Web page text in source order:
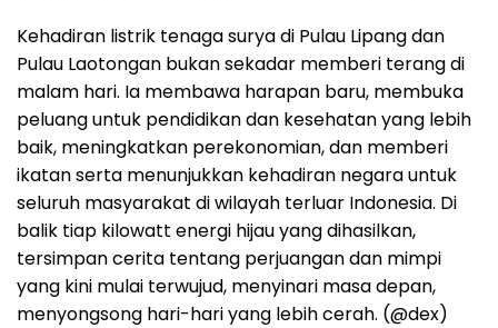
Kehadiran listrik tenaga surya di Pulau Lipang dan
Pulau Laotongan bukan sekadar memberi terang di
malam hari. Ia membawa harapan baru, membuka
peluang untuk pendidikan dan kesehatan yang lebih
baik, meningkatkan perekonomian, dan memberi
ikatan serta menunjukkan kehadiran negara untuk
seluruh masyarakat di wilayah terluar Indonesia. Di
balik tiap kilowatt energi hijau yang dihasilkan,
tersimpan cerita tentang perjuangan dan mimpi
yang kini mulai terwujud, menyinari masa depan,
menyongsong hari-hari yang lebih cerah. (@dex)